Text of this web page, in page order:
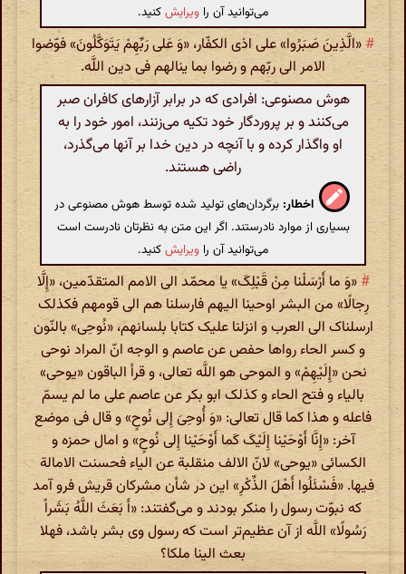
می‌توانید آن را ویرایشکنید.
# «الَّذِینَ صَبَرُوا» علی اذی الکفّار، «وَ عَلی‌ رَبِّهِمْ یَتَوَکَّلُونَ» فوّضوا
الامر الی ربّهم و رضوا بما ینالهم فی دین اللَّه.
هوش مصنوعی: افرادی که در برابر آزارهای کافران صبر
می‌کنند و بر پروردگار خود تکیه می‌زنند، امور خود را به
او واگذار کرده و با آنچه در دین خدا بر آنها می‌گذرد،
راضی هستند.
اخطار: برگردان‌های تولید شده توسط هوش مصنوعی در
بسیاری از موارد نادرستند. اگر این متن به نظرتان نادرست است
می‌توانید آن را ویرایشکنید.
# «وَ ما أَرْسَلْنا مِنْ قَبْلِکَ» یا محمّد الی الامم المتقدّمین، «إِلَّا
رِجالًا» من البشر اوحینا الیهم فارسلنا هم الی قومهم فکذلک
ارسلناک الی العرب و انزلنا علیک کتابا بلسانهم، «نُوحِی» بالنّون
و کسر الحاء رواها حفص عن عاصم و الوجه انّ المراد نوحی
نحن «إِلَیْهِمْ» و الموحی هو اللَّه تعالی، و قرأ الباقون «یوحی»
بالیاء و فتح الحاء و کذلک ابو بکر عن عاصم علی ما لم یسمّ
فاعله و هذا کما قال تعالی: «وَ أُوحِیَ إِلی‌ نُوحٍ» و قال فی موضع
آخر: «إِنَّا أَوْحَیْنا إِلَیْکَ کَما أَوْحَیْنا إِلی‌ نُوحٍ» و امال حمزه و
الکسائی «یوحی» لانّ الالف منقلبة عن الیاء فحسنت الامالة
فیها. «فَسْئَلُوا أَهْلَ الذِّکْرِ» این در شأن مشرکان قریش فرو آمد
که نبوّت رسول را منکر بودند و می‌گفتند: «أَ بَعَثَ اللَّهُ بَشَراً
رَسُولًا» اللَّه از آن عظیم‌تر است که رسول وی بشر باشد، فهلا
بعث الینا ملکا؟